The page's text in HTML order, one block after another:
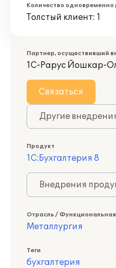
Количество
Толстый клиент: 1
Партнер, осуществивший
1С-Рарус Йошкар-
Связаться
Другие
Продукт
1С:Бухгалтерия 8
Внедрения
Отрасль /
Металлургия
Теги
бухгалтерия